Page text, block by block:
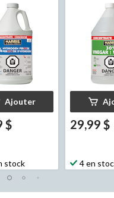
, 3,78 L
Ajouter
$
stock
29,99 $
4 en